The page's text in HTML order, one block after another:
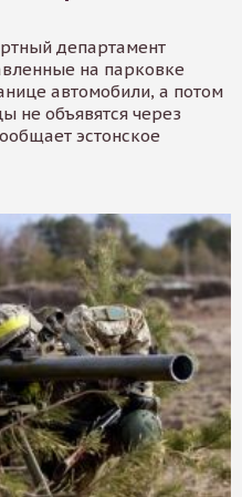
департамент
на парковке
автомобили, а потом
не объявятся через
эстонское